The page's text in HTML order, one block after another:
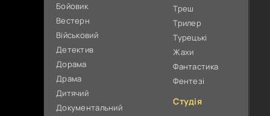
Бойовик
Вестерн
Військовий
Детектив
Дорама
Драма
Дитячий
Документальний
Треш
Трилер
Турецькі
Жахи
Фантастика
Фентезі
Студія